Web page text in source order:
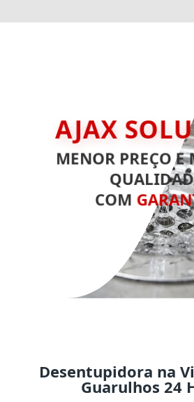
AJAX
MENOR PREÇO
COM
Desentupidora na
Guarulhos 24